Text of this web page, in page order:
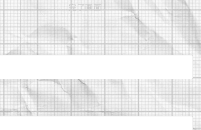
完了画面現
在
表
示
さ
て
い
る
画